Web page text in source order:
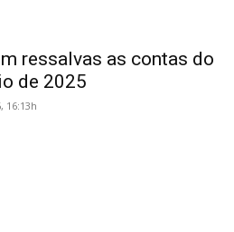
ressalvas as contas do
de 2025
16:13h